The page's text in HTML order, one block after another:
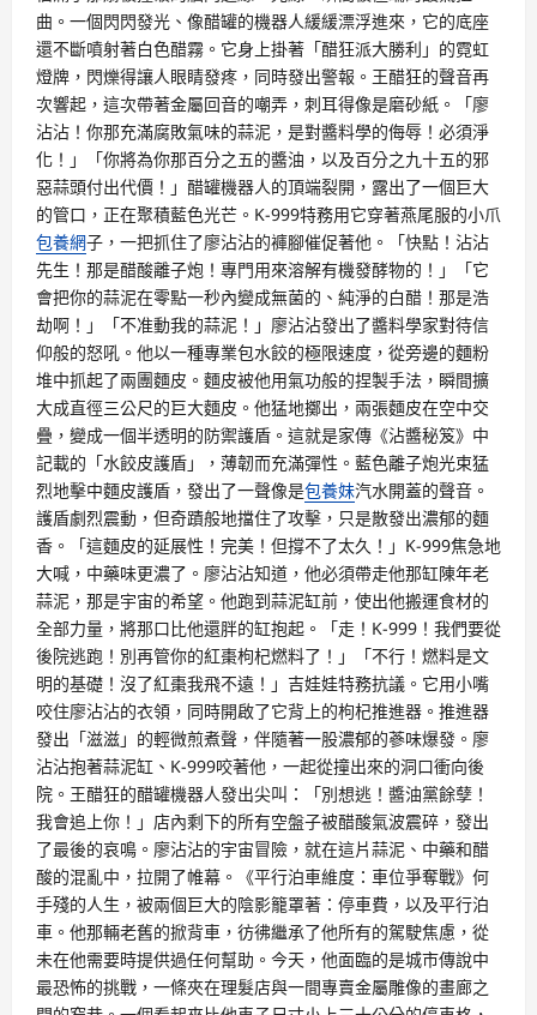
曲。一個閃閃發光、像醋罐的機器人緩緩漂浮進來，它的底座
還不斷噴射著白色醋霧。它身上掛著「醋狂派大勝利」的霓虹
燈牌，閃爍得讓人眼睛發疼，同時發出警報。王醋狂的聲音再
次響起，這次帶著金屬回音的嘲弄，刺耳得像是磨砂紙。「廖
沾沾！你那充滿腐敗氣味的蒜泥，是對醬料學的侮辱！必須淨
化！」「你將為你那百分之五的醬油，以及百分之九十五的邪
惡蒜頭付出代價！」醋罐機器人的頂端裂開，露出了一個巨大
的管口，正在聚積藍色光芒。K-999特務用它穿著燕尾服的小爪
包養網子，一把抓住了廖沾沾的褲腳催促著他。「快點！沾沾
先生！那是醋酸離子炮！專門用來溶解有機發酵物的！」「它
會把你的蒜泥在零點一秒內變成無菌的、純淨的白醋！那是浩
劫啊！」「不准動我的蒜泥！」廖沾沾發出了醬料學家對待信
仰般的怒吼。他以一種專業包水餃的極限速度，從旁邊的麵粉
堆中抓起了兩團麵皮。麵皮被他用氣功般的捏製手法，瞬間擴
大成直徑三公尺的巨大麵皮。他猛地擲出，兩張麵皮在空中交
疊，變成一個半透明的防禦護盾。這就是家傳《沾醬秘笈》中
記載的「水餃皮護盾」，薄韌而充滿彈性。藍色離子炮光束猛
烈地擊中麵皮護盾，發出了一聲像是包養妹汽水開蓋的聲音。
護盾劇烈震動，但奇蹟般地擋住了攻擊，只是散發出濃郁的麵
香。「這麵皮的延展性！完美！但撐不了太久！」K-999焦急地
大喊，中藥味更濃了。廖沾沾知道，他必須帶走他那缸陳年老
蒜泥，那是宇宙的希望。他跑到蒜泥缸前，使出他搬運食材的
全部力量，將那口比他還胖的缸抱起。「走！K-999！我們要從
後院逃跑！別再管你的紅棗枸杞燃料了！」「不行！燃料是文
明的基礎！沒了紅棗我飛不遠！」吉娃娃特務抗議。它用小嘴
咬住廖沾沾的衣領，同時開啟了它背上的枸杞推進器。推進器
發出「滋滋」的輕微煎煮聲，伴隨著一股濃郁的蔘味爆發。廖
沾沾抱著蒜泥缸、K-999咬著他，一起從撞出來的洞口衝向後
院。王醋狂的醋罐機器人發出尖叫：「別想逃！醬油黨餘孽！
我會追上你！」店內剩下的所有空盤子被醋酸氣波震碎，發出
了最後的哀鳴。廖沾沾的宇宙冒險，就在這片蒜泥、中藥和醋
酸的混亂中，拉開了帷幕。《平行泊車維度：車位爭奪戰》何
手殘的人生，被兩個巨大的陰影籠罩著：停車費，以及平行泊
車。他那輛老舊的掀背車，彷彿繼承了他所有的駕駛焦慮，從
未在他需要時提供過任何幫助。今天，他面臨的是城市傳說中
最恐怖的挑戰，一條夾在理髮店與一間專賣金屬雕像的畫廊之